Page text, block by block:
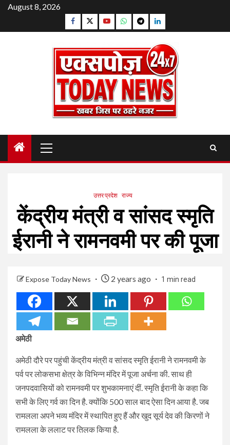
Skip
content
August 8, 2026
Facebook
TwitterYouTubeWhatsapp
TelegramLinkedin
Menu
उत्तर प्रदेश राज्य
केंद्रीय मंत्री व सांसद स्मृति
ईरानी ने रामनवमी पर की पूजा
Expose Today News 2 years ago 1 min read
अमेठी
अमेठी दौरे पर पहुंची केंद्रीय मंत्री व सांसद स्मृति ईरानी ने रामनवमी के
पर्व पर लोकसभा क्षेत्र के विभिन्न मंदिर में पूजा अर्चना की. साथ ही
जनपदवासियों को रामनवमी पर शुभकामनाएं दीं. स्मृति ईरानी के कहा कि
सभी के लिए गर्व का दिन है. क्योंकि 500 साल बाद ऐसा दिन आया है. जब
रामलला अपने भव्य मंदिर में स्थापित हुए हैं और खुद सूर्य देव की किरणों ने
रामलला के ललाट पर तिलक किया है.